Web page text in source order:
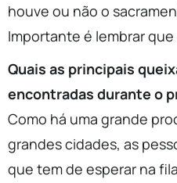
houve ou não o
Importante é lembrar
Quais as principais
encontradas durante o
Como há uma grande
grandes cidades, as
que tem de esperar na